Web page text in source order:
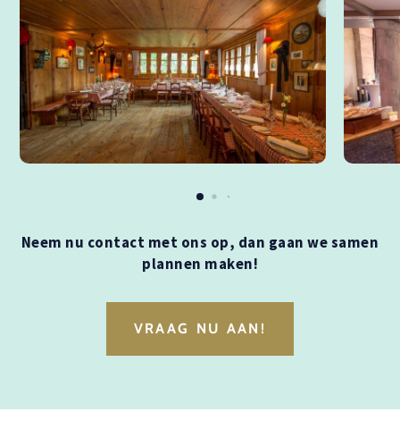
Neem nu contact met ons op, dan gaan we samen
plannen maken!
VRAAG NU AAN!